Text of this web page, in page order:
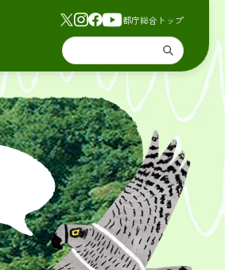
都庁総合トップ